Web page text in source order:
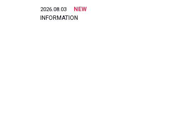
2026.08.03
NEW
INFORMATION